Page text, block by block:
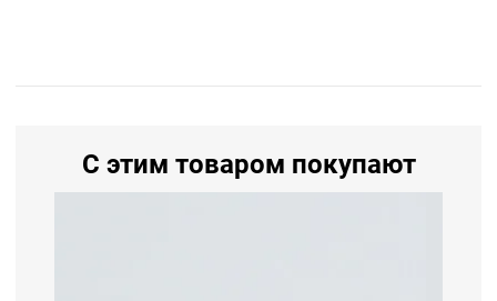
С этим товаром покупают